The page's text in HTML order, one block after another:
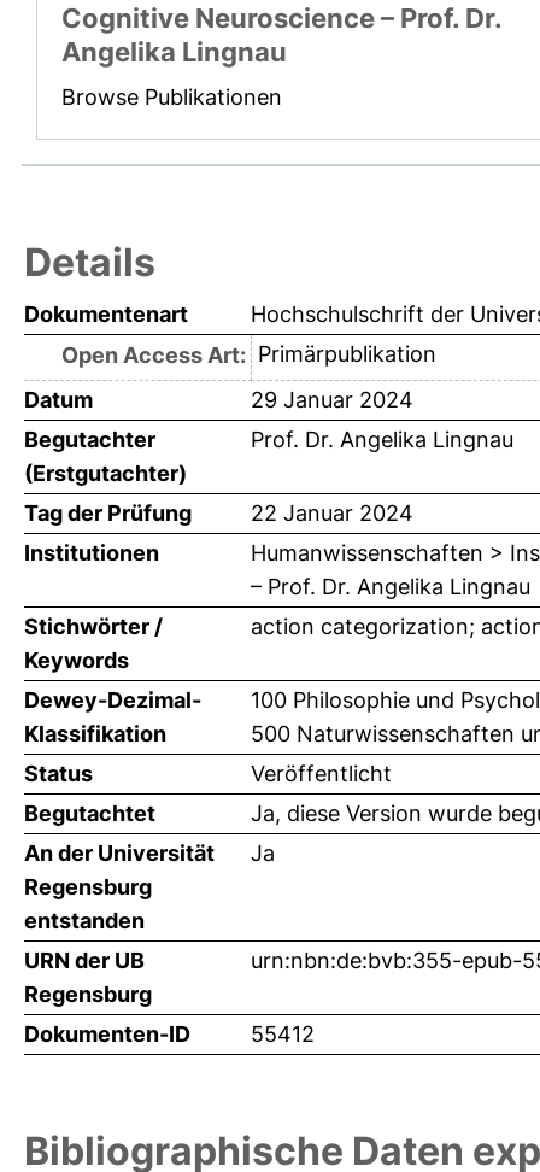
Cognitive Neuroscience – Prof. Dr.
Angelika Lingnau
Browse Publikationen
Details
Dokumentenart
Hochschulschrift der
Open Access Art: Primärpublikation
Datum
29 Januar 2024
Begutachter
(Erstgutachter)
Prof. Dr. Angelika Lingnau
Tag der Prüfung
22 Januar 2024
Institutionen
Humanwissenschaften >
– Prof. Dr. Angelika Lingnau
Stichwörter /
Keywords
action categorization;
Dewey-Dezimal-
Klassifikation
100 Philosophie und
500 Naturwissenschaften
Status
Veröffentlicht
Begutachtet
Ja, diese Version wurde
An der Universität
Regensburg
entstanden
Ja
URN der UB
Regensburg
urn:nbn:de:bvb:355-epub-
Dokumenten-ID 55412
Bibliographische Daten